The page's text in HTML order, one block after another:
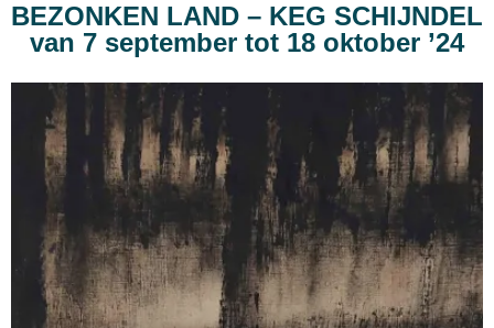
BEZONKEN LAND – KEG SCHIJNDEL
van 7 september tot 18 oktober ’24